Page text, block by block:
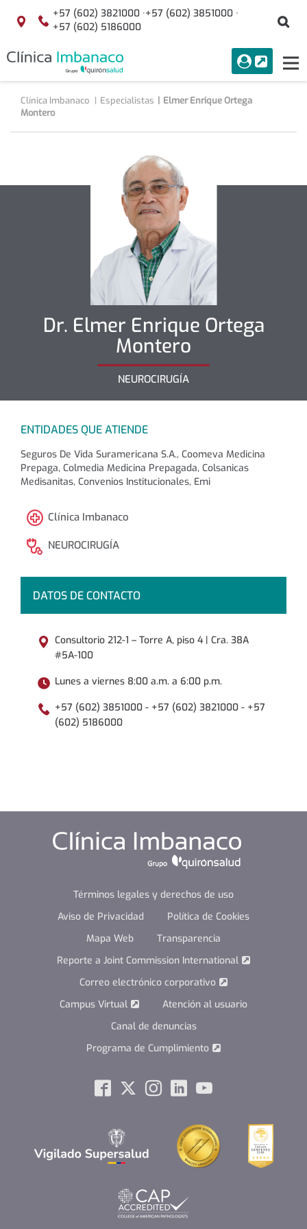
Saltar al contenido
Localización
+57 (602) 3821000 ·+57 (602) 3851000 ·
+57 (602) 5186000
menuAcceso
Buscar
Clínica Imbanaco Especialistas
Elmer Enrique Ortega
Montero
Dr. Elmer Enrique Ortega
Montero
NEUROCIRUGÍA
ENTIDADES QUE ATIENDE
Seguros De Vida Suramericana S.A., Coomeva Medicina
Prepaga, Colmedia Medicina Prepagada, Colsanicas
Medisanitas, Convenios Institucionales, Emi
Clínica Imbanaco
NEUROCIRUGÍA
DATOS DE CONTACTO
Consultorio 212-1 – Torre A, piso 4 | Cra. 38A
#5A-100
Lunes a viernes 8:00 a.m. a 6:00 p.m.
+57 (602) 3851000 - +57 (602) 3821000 - +57
(602) 5186000
Términos legales y derechos de uso
Aviso de Privacidad
Política de Cookies
Mapa Web
Transparencia
Reporte a Joint Commission International
Correo electrónico corporativo
Campus Virtual
Atención al usuario
Canal de denuncias
Programa de Cumplimiento